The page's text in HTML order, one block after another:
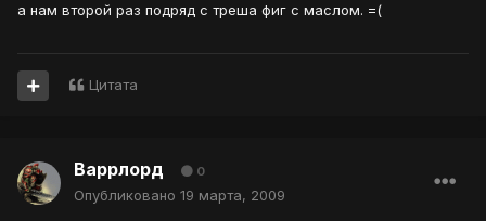
а нам второй раз подряд с треша фиг с маслом. =(
Цитата
Варрлорд 0
Опубликовано 19 марта, 2009